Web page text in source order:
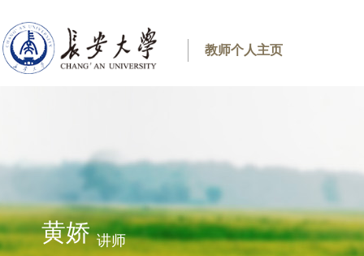
教师个人主页
黄娇讲师